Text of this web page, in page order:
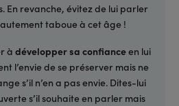
En revanche, évitez de lui parler
taboue à cet âge !
à développer sa confianceen lui
l’envie de se préserver mais ne
s’il n’en a pas envie. Dites-lui
s’il souhaite en parler mais